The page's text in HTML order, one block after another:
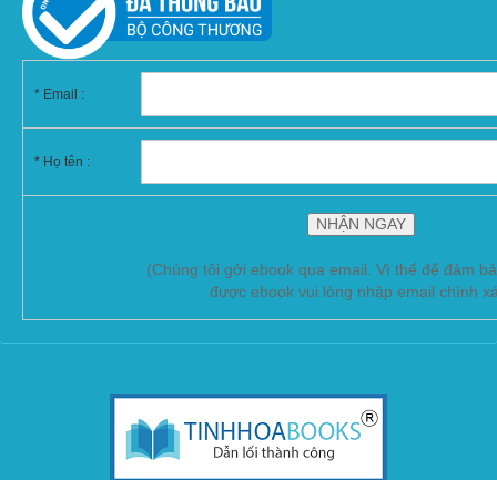
* Email :
* Họ tên :
(Chúng tôi gởi ebook qua email. Vì thế để đảm
được ebook vui lòng nhập email chính